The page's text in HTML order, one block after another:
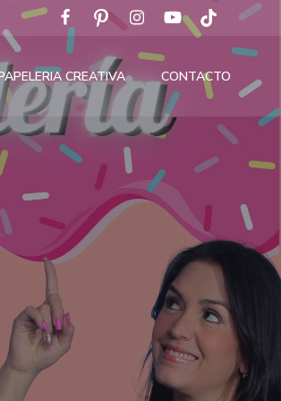
CREATIVA CONTACTO